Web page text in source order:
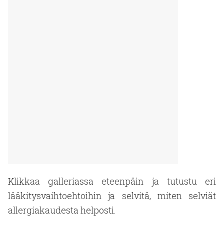
Klikkaa galleriassa eteenpäin ja tutustu eri
lääkitysvaihtoehtoihin ja selvitä, miten selviät
allergiakaudesta helposti.